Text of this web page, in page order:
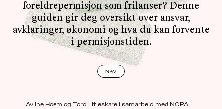
foreldrepermisjon som frilanser? Denne
guiden gir deg oversikt over ansvar,
avklaringer, økonomi og hva du kan forvente
i permisjonstiden.
NAV
Av Ine Hoem og Tord Litleskare i samarbeid med NOPA